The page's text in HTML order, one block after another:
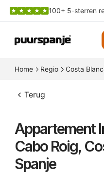
100+ 5-sterren
Home Regio Costa
Terug
Appartement
Cabo Roig,
Spanje